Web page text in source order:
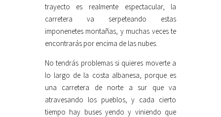
trayecto es realmente espectacular, la
carretera va serpeteando estas
imponenetes montañas, y muchas veces te
encontrarás por encima de las nubes.
No tendrás problemas si quieres moverte a
lo largo de la costa albanesa, porque es
una carretera de norte a sur que va
atravesando los pueblos, y cada cierto
tiempo hay buses yendo y viniendo que